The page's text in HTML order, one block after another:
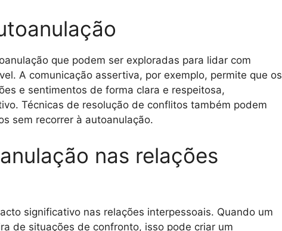
que podem ser exploradas para lidar com
A comunicação assertiva, por exemplo, permite que os
e sentimentos de forma clara e respeitosa,
Técnicas de resolução de conflitos também podem
sem recorrer à autoanulação.
nas relações
significativo nas relações interpessoais. Quando um
de situações de confronto, isso pode criar um